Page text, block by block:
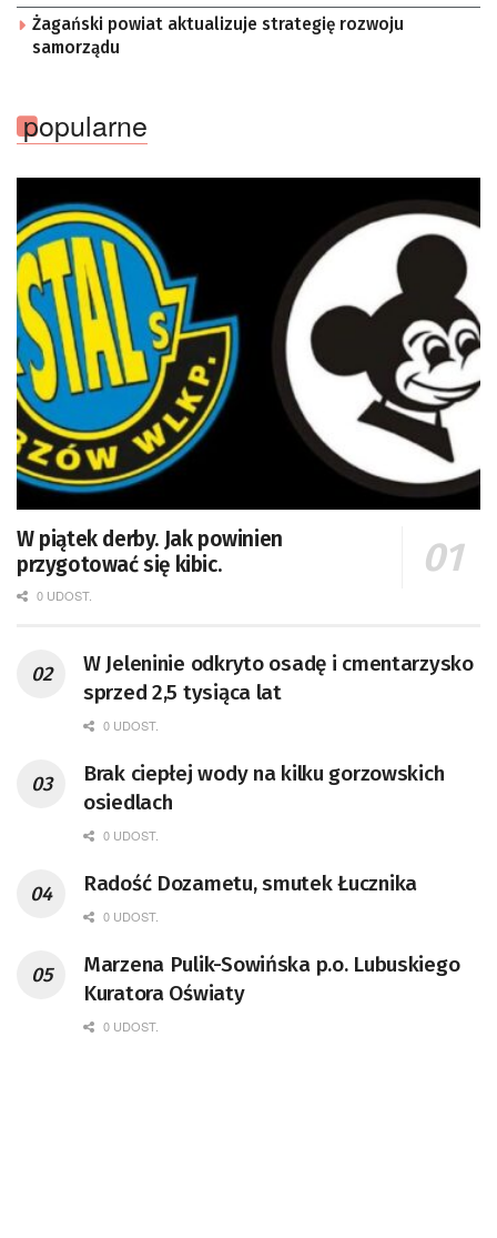
[AKTUALIZACJA]
Żagański powiat aktualizuje strategię rozwoju
samorządu
popularne
W piątek derby. Jak powinien
przygotować się kibic.
0 UDOST.
W Jeleninie odkryto osadę i cmentarzysko
sprzed 2,5 tysiąca lat
0 UDOST.
Brak ciepłej wody na kilku gorzowskich
osiedlach
0 UDOST.
Radość Dozametu, smutek Łucznika
0 UDOST.
Marzena Pulik-Sowińska p.o. Lubuskiego
Kuratora Oświaty
0 UDOST.